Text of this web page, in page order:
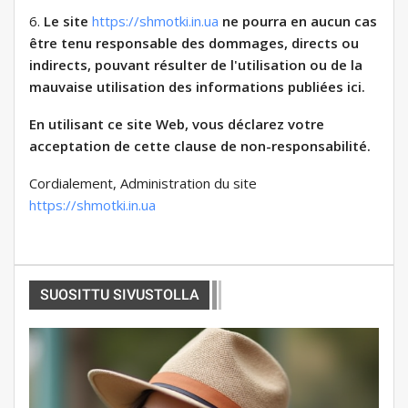
6. Le site https://shmotki.in.ua ne pourra en aucun cas
être tenu responsable des dommages, directs ou
indirects, pouvant résulter de l'utilisation ou de la
mauvaise utilisation des informations publiées ici.
En utilisant ce site Web, vous déclarez votre
acceptation de cette clause de non-responsabilité.
Cordialement, Administration du site
https://shmotki.in.ua
SUOSITTU SIVUSTOLLA